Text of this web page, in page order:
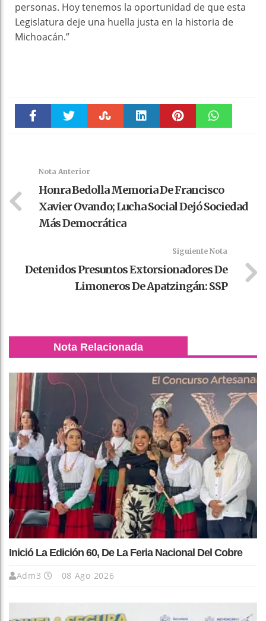
personas. Hoy tenemos la oportunidad de que esta
Legislatura deje una huella justa en la historia de
Michoacán.”
Nota Anterior
Honra Bedolla Memoria De Francisco
Xavier Ovando; Lucha Social Dejó Sociedad
Más Democrática
Siguiente Nota
Detenidos Presuntos Extorsionadores De
Limoneros De Apatzingán: SSP
Nota Relacionada
Inició La Edición 60, De La Feria Nacional Del Cobre
Adm3 08 Ago 2026